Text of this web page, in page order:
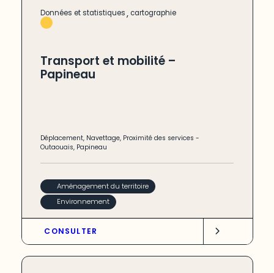
Données et statistiques, cartographie
Transport et mobilité –
Papineau
Déplacement, Navettage, Proximité des services -
Outaouais, Papineau
Aménagement du territoire
Environnement
CONSULTER